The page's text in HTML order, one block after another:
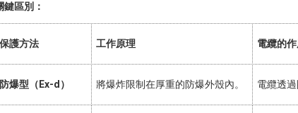
鍵區別：
保護方法 工作原理 電纜的作
防爆型（Ex-d） 將爆炸限制在厚重的防爆外殼內。 電纜透